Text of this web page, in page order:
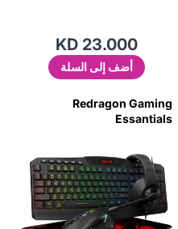
KD 23.000
أضف إلى السلة
Redragon Gaming
Essantials